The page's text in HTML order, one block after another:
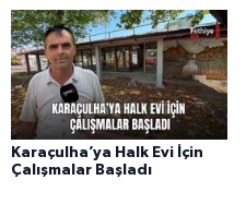
Karaçulha’ya Halk Evi İçin
Çalışmalar Başladı